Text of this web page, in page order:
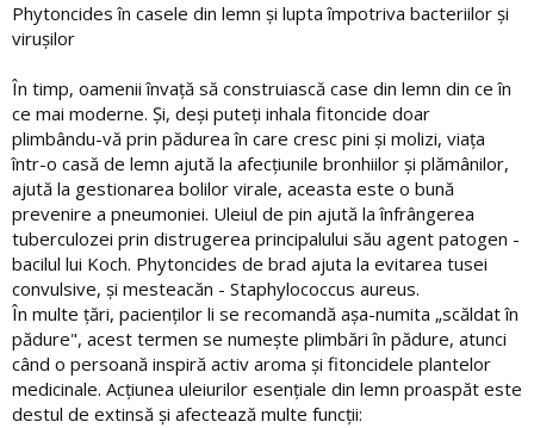
Phytoncides în casele din lemn și lupta împotriva bacteriilor și
virușilor
În timp, oamenii învață să construiască case din lemn din ce în
ce mai moderne. Și, deși puteți inhala fitoncide doar
plimbându-vă prin pădurea în care cresc pini și molizi, viața
într-o casă de lemn ajută la afecțiunile bronhiilor și plămânilor,
ajută la gestionarea bolilor virale, aceasta este o bună
prevenire a pneumoniei. Uleiul de pin ajută la înfrângerea
tuberculozei prin distrugerea principalului său agent patogen -
bacilul lui Koch. Phytoncides de brad ajuta la evitarea tusei
convulsive, și mesteacăn - Staphylococcus aureus.
În multe țări, pacienților li se recomandă așa-numita „scăldat în
pădure", acest termen se numește plimbări în pădure, atunci
când o persoană inspiră activ aroma și fitoncidele plantelor
medicinale. Acțiunea uleiurilor esențiale din lemn proaspăt este
destul de extinsă și afectează multe funcții: